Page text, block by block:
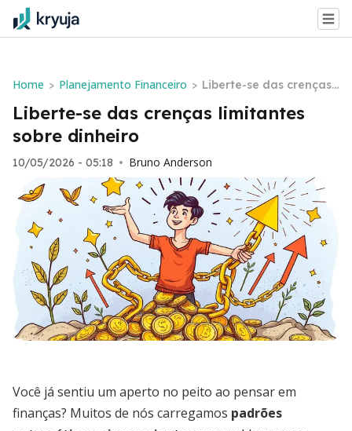
Home > Planejamento Financeiro > Liberte-se das crenças l
imitantes sobre dinheir
o
Liberte-se das crenças limitantes
sobre dinheiro
10/05/2026 - 05:18 • Bruno Anderson
Você já sentiu um aperto no peito ao pensar em
finanças? Muitos de nós carregamos padrões